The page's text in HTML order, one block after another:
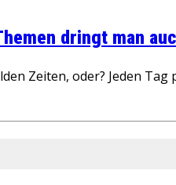
dringt man
Zeiten, oder? Jeden